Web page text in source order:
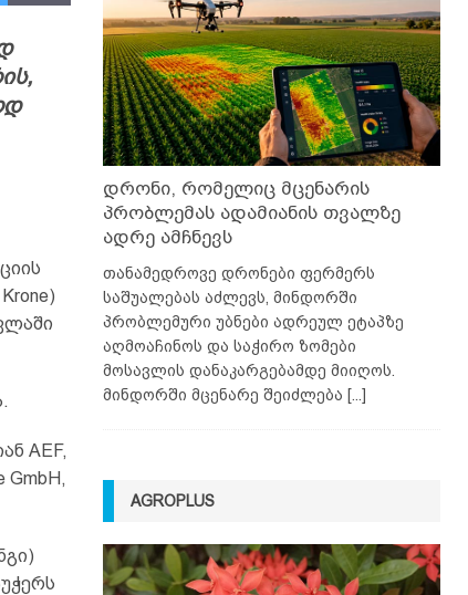
AEF,
GmbH,
დრონი, რომელიც მცენარის
პრობლემას ადამიანის თვალზე
ადრე ამჩნევს
თანამედროვე დრონები ფერმერს
საშუალებას აძლევს, მინდორში
პრობლემური უბნები ადრეულ ეტაპზე
აღმოაჩინოს და საჭირო ზომები
მოსავლის დანაკარგებამდე მიიღოს.
მინდორში მცენარე შეიძლება [...]
AGROPLUS